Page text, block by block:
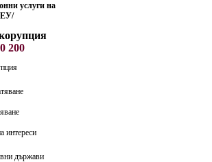
услуги на
200
интереси
държави